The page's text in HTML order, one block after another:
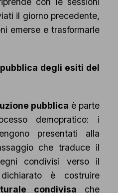
il giorno precedente,
emerse e trasformarle
degli esiti del
pubblica è parte
demopratico: i
presentati alla
che traduce il
condivisi verso il
è costruire
condivisa che